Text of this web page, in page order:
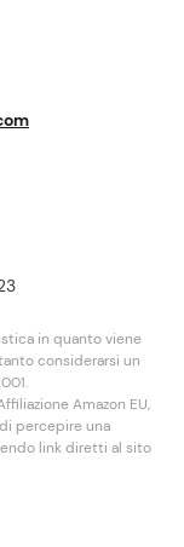
in quanto viene
considerarsi un
Amazon EU,
percepire una
link diretti al sito